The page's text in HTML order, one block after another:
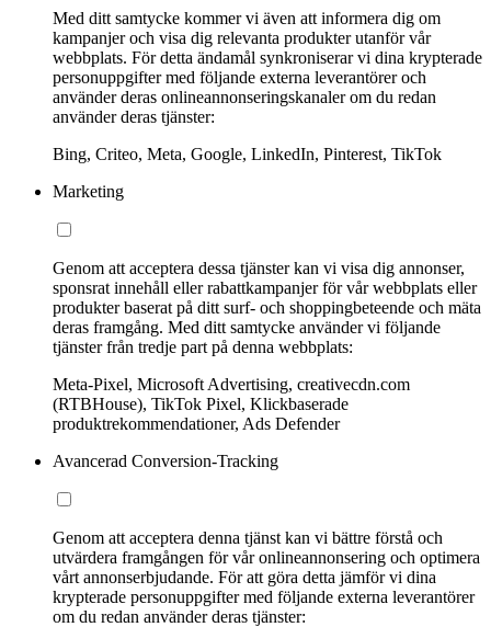
Med ditt samtycke kommer vi även att informera dig om
kampanjer och visa dig relevanta produkter utanför vår
webbplats. För detta ändamål synkroniserar vi dina krypterade
personuppgifter med följande externa leverantörer och
använder deras onlineannonseringskanaler om du redan
använder deras tjänster:
Bing, Criteo, Meta, Google, LinkedIn, Pinterest, TikTok
Marketing
Genom att acceptera dessa tjänster kan vi visa dig annonser,
sponsrat innehåll eller rabattkampanjer för vår webbplats eller
produkter baserat på ditt surf- och shoppingbeteende och mäta
deras framgång. Med ditt samtycke använder vi följande
tjänster från tredje part på denna webbplats:
Meta-Pixel, Microsoft Advertising, creativecdn.com
(RTBHouse), TikTok Pixel, Klickbaserade
produktrekommendationer, Ads Defender
Avancerad Conversion-Tracking
Genom att acceptera denna tjänst kan vi bättre förstå och
utvärdera framgången för vår onlineannonsering och optimera
vårt annonserbjudande. För att göra detta jämför vi dina
krypterade personuppgifter med följande externa leverantörer
om du redan använder deras tjänster: